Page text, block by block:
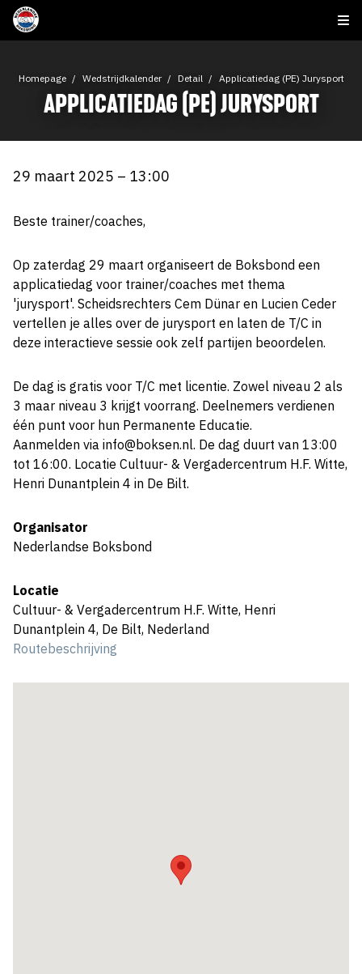
Homepage Wedstrijdkalender Detail Applicatiedag (PE) Jurysport
APPLICATIEDAG (PE) JURYSPORT
29 maart 2025 – 13:00
Beste trainer/coaches,
Op zaterdag 29 maart organiseert de Boksbond een
applicatiedag voor trainer/coaches met thema
'jurysport'. Scheidsrechters Cem Dünar en Lucien Ceder
vertellen je alles over de jurysport en laten de T/C in
deze interactieve sessie ook zelf partijen beoordelen.
De dag is gratis voor T/C met licentie. Zowel niveau 2 als
3 maar niveau 3 krijgt voorrang. Deelnemers verdienen
één punt voor hun Permanente Educatie.
Aanmelden via info@boksen.nl. De dag duurt van 13:00
tot 16:00. Locatie Cultuur- & Vergadercentrum H.F. Witte,
Henri Dunantplein 4 in De Bilt.
Organisator
Nederlandse Boksbond
Locatie
Cultuur- & Vergadercentrum H.F. Witte, Henri
Dunantplein 4, De Bilt, Nederland
Routebeschrijving